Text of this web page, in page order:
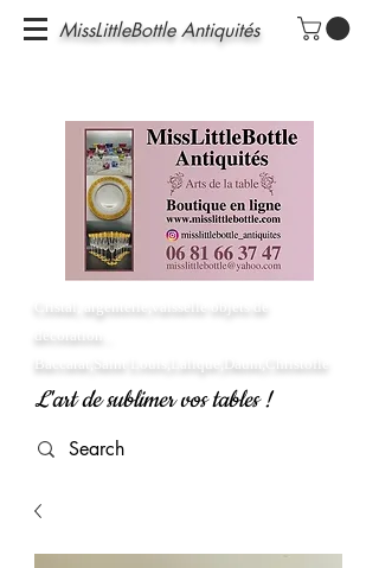
MissLittleBottle Antiquités
Cristal, argenterie,vaisselle objets de
décoration...
Baccarat,Saint Louis,Lalique,Daum,Christofle
L'art de sublimer vos tables !